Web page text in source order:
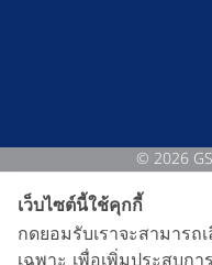
© 2026
เว็บไซต์นี้ใช้คุกกี้
กดยอมรับเราจะสามาร
เฉพาะ เพื่อเพิ่มประสบก